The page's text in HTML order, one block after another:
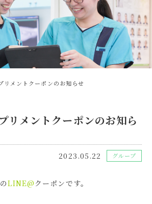
リメントクーポンのお知らせ
リメントクーポンのお知ら
2023.05.22 グループ
LINE@ クーポンです。